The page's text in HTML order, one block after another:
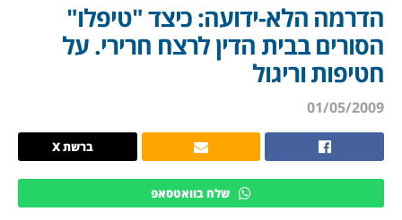
הדרמה הלא-ידועה: כיצד "טיפלו"
הסורים בבית הדין לרצח חרירי. על
חטיפות וריגול
01/05/2009
ברשת X
שלח בוואטסאפ